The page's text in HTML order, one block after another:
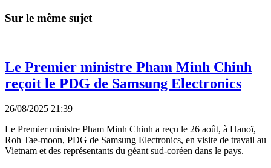
Sur le même sujet
Le Premier ministre Pham Minh Chinh
reçoit le PDG de Samsung Electronics
26/08/2025 21:39
Le Premier ministre Pham Minh Chinh a reçu le 26 août, à Hanoï,
Roh Tae-moon, PDG de Samsung Electronics, en visite de travail au
Vietnam et des représentants du géant sud-coréen dans le pays.